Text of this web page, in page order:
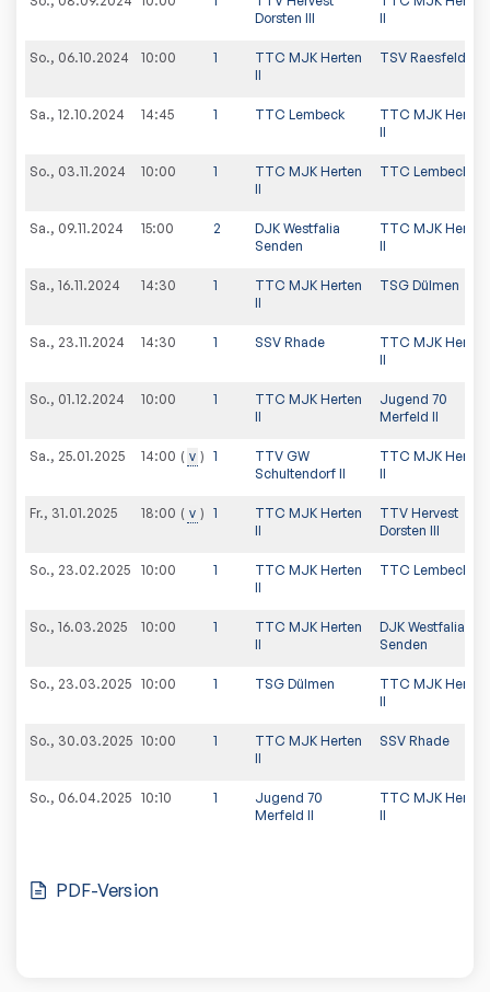
Dorsten III
II
So., 06.10.2024 10:00 1
TTC MJK Herten
II
TSV Raesfeld
Sa., 12.10.2024 14:45 1 TTC Lembeck
TTC MJK Herten
II
So., 03.11.2024 10:00 1
TTC MJK Herten
II
TTC Lembeck II
Sa., 09.11.2024 15:00 2
DJK Westfalia
Senden
TTC MJK Herten
II
Sa., 16.11.2024 14:30 1
TTC MJK Herten
II
TSG Dülmen
Sa., 23.11.2024 14:30 1 SSV Rhade
TTC MJK Herten
II
So., 01.12.2024 10:00 1
TTC MJK Herten
II
Jugend 70
Merfeld II
Sa., 25.01.2025 14:00 v 1
TTV GW
Schultendorf II
TTC MJK Herten
II
Fr., 31.01.2025 18:00 v 1
TTC MJK Herten
II
TTV Hervest
Dorsten III
So., 23.02.2025 10:00 1
TTC MJK Herten
II
TTC Lembeck
So., 16.03.2025 10:00 1
TTC MJK Herten
II
DJK Westfalia
Senden
So., 23.03.2025 10:00 1 TSG Dülmen
TTC MJK Herten
II
So., 30.03.2025 10:00 1
TTC MJK Herten
II
SSV Rhade
So., 06.04.2025 10:10 1
Jugend 70
Merfeld II
TTC MJK Herten
II
PDF-Version